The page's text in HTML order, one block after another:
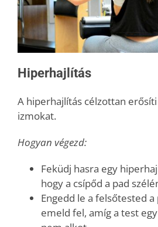
Hiperhajlítás
A hiperhajlítás célzottan
izmokat.
Hogyan végezd:
Feküdj hasra egy
hogy a csípőd a pad
Engedd le a felsőtested a
emeld fel, amíg a test